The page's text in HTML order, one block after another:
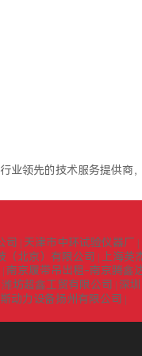
领先的技术服务提供商
司 天津市中环试验仪器厂
（北京）有限公司 上海英
南京履带吊出租-南京腾鑫
潍坊超鑫工贸有限公司 深
动力设备扬州有限公司